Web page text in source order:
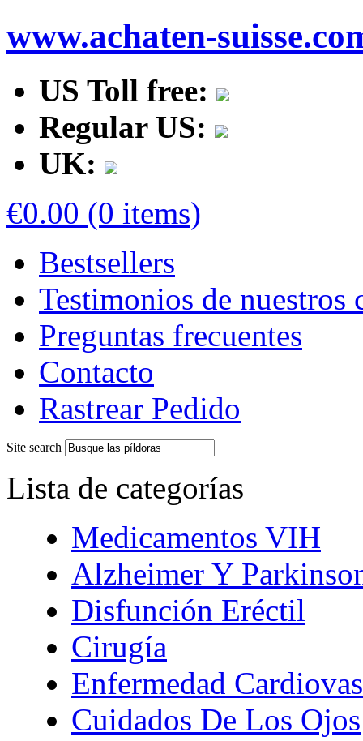
www.achaten-
US Toll free:
Regular US:
UK:
€0.00 (0 items)
Bestsellers
Testimonios de nuestros
Preguntas frecuentes
Contacto
Rastrear Pedido
Site search
Lista de categorías
Medicamentos VIH
Alzheimer Y
Disfunción Eréctil
Cirugía
Enfermedad
Cuidados De Los Ojos